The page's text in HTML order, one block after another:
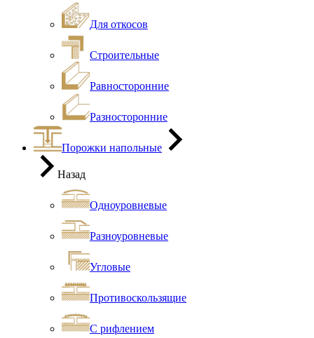
Для откосов
Строительные
Равносторонние
Разносторонние
Порожки напольные
Назад
Одноуровневые
Разноуровневые
Угловые
Противоскользящие
С рифлением